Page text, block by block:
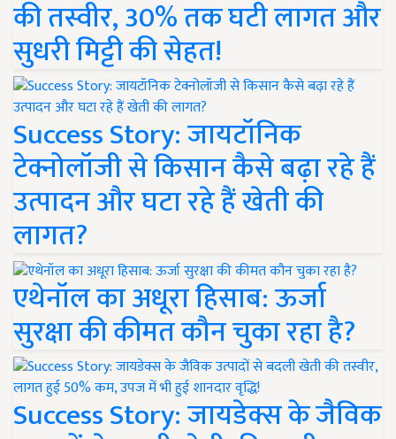
की तस्वीर, 30% तक घटी लागत और
सुधरी मिट्टी की सेहत!
Success Story: जायटॉनिक
टेक्नोलॉजी से किसान कैसे बढ़ा रहे हैं
उत्पादन और घटा रहे हैं खेती की
लागत?
एथेनॉल का अधूरा हिसाब: ऊर्जा
सुरक्षा की कीमत कौन चुका रहा है?
Success Story: जायडेक्स के जैविक